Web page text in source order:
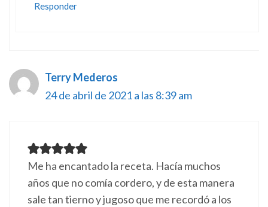
Responder
Terry Mederos
24 de abril de 2021 a las 8:39 am
Me ha encantado la receta. Hacía muchos
años que no comía cordero, y de esta manera
sale tan tierno y jugoso que me recordó a los